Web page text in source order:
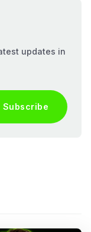
updates in
Subscribe